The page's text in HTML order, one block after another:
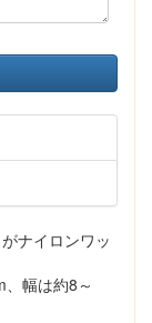
ナイロンワッ
幅は約8～